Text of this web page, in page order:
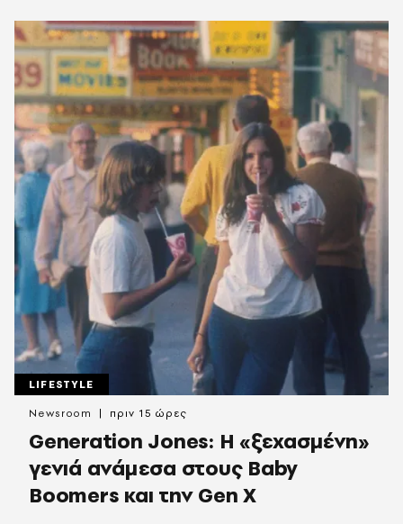
LIFESTYLE
Generation Jones: Η «ξεχασμένη»
γενιά ανάμεσα στους Baby
Boomers και την Gen X
Newsroom πριν 15 ώρες